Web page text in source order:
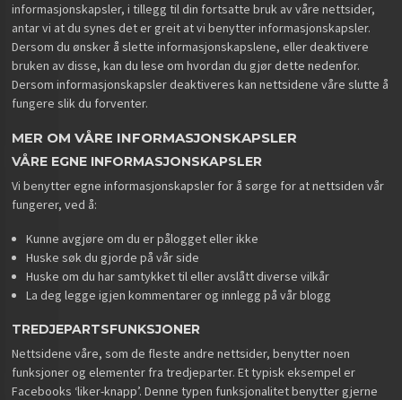
informasjonskapsler, i tillegg til din fortsatte bruk av våre nettsider,
antar vi at du synes det er greit at vi benytter informasjonskapsler.
Dersom du ønsker å slette informasjonskapslene, eller deaktivere
bruken av disse, kan du lese om hvordan du gjør dette nedenfor.
Dersom informasjonskapsler deaktiveres kan nettsidene våre slutte å
fungere slik du forventer.
MER OM VÅRE INFORMASJONSKAPSLER
VÅRE EGNE INFORMASJONSKAPSLER
Vi benytter egne informasjonskapsler for å sørge for at nettsiden vår
fungerer, ved å:
Kunne avgjøre om du er pålogget eller ikke
Huske søk du gjorde på vår side
Huske om du har samtykket til eller avslått diverse vilkår
La deg legge igjen kommentarer og innlegg på vår blogg
TREDJEPARTSFUNKSJONER
Nettsidene våre, som de fleste andre nettsider, benytter noen
funksjoner og elementer fra tredjeparter. Et typisk eksempel er
Facebooks ‘liker-knapp’. Denne typen funksjonalitet benytter gjerne